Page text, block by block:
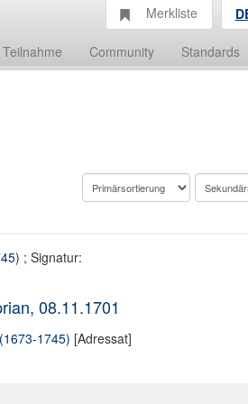
Teilnahme Community Standards
Merkliste
; Signatur:
08.11.1701
1745) [Adressat]